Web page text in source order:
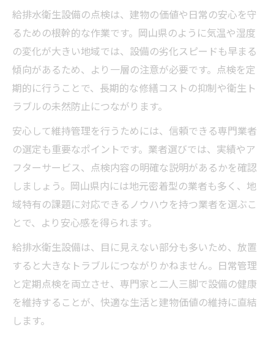
給排水衛生設備の点検は、建物の価値や日常の安心を守
るための根幹的な作業です。岡山県のように気温や湿度
の変化が大きい地域では、設備の劣化スピードも早まる
傾向があるため、より一層の注意が必要です。点検を定
期的に行うことで、長期的な修繕コストの抑制や衛生ト
ラブルの未然防止につながります。
安心して維持管理を行うためには、信頼できる専門業者
の選定も重要なポイントです。業者選びでは、実績やア
フターサービス、点検内容の明確な説明があるかを確認
しましょう。岡山県内には地元密着型の業者も多く、地
域特有の課題に対応できるノウハウを持つ業者を選ぶこ
とで、より安心感を得られます。
給排水衛生設備は、目に見えない部分も多いため、放置
すると大きなトラブルにつながりかねません。日常管理
と定期点検を両立させ、専門家と二人三脚で設備の健康
を維持することが、快適な生活と建物価値の維持に直結
します。